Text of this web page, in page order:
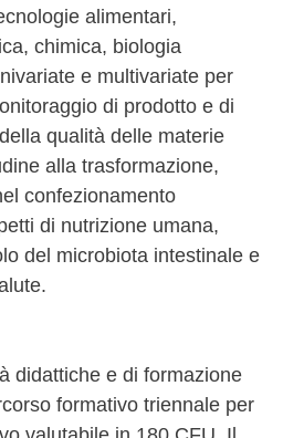
alimentari,
chimica, biologia
e multivariate per
di prodotto e di
qualità delle materie
alla trasformazione,
confezionamento
di nutrizione umana,
del microbiota intestinale e
didattiche e di formazione
formativo triennale per